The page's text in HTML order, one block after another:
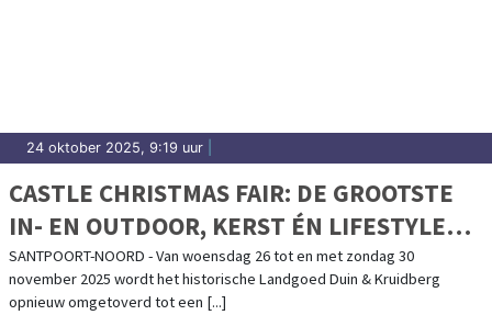
24 oktober 2025, 9:19 uur
CASTLE CHRISTMAS FAIR: DE GROOTSTE
IN- EN OUTDOOR, KERST ÉN LIFESTYLE
FAIR VAN NEDERLAND
SANTPOORT-NOORD - Van woensdag 26 tot en met zondag 30
november 2025 wordt het historische Landgoed Duin & Kruidberg
opnieuw omgetoverd tot een [...]